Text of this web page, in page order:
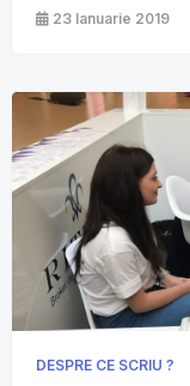
de calcul online,
23 Ianuarie 2019
DESPRE CE SCRIU ?